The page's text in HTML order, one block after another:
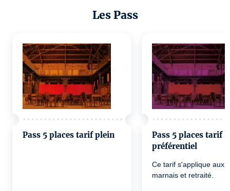
Les Pass
Pass 5 places tarif plein
Pass 5 places tarif
préférentiel
Ce tarif s'applique aux
marnais et retraité.